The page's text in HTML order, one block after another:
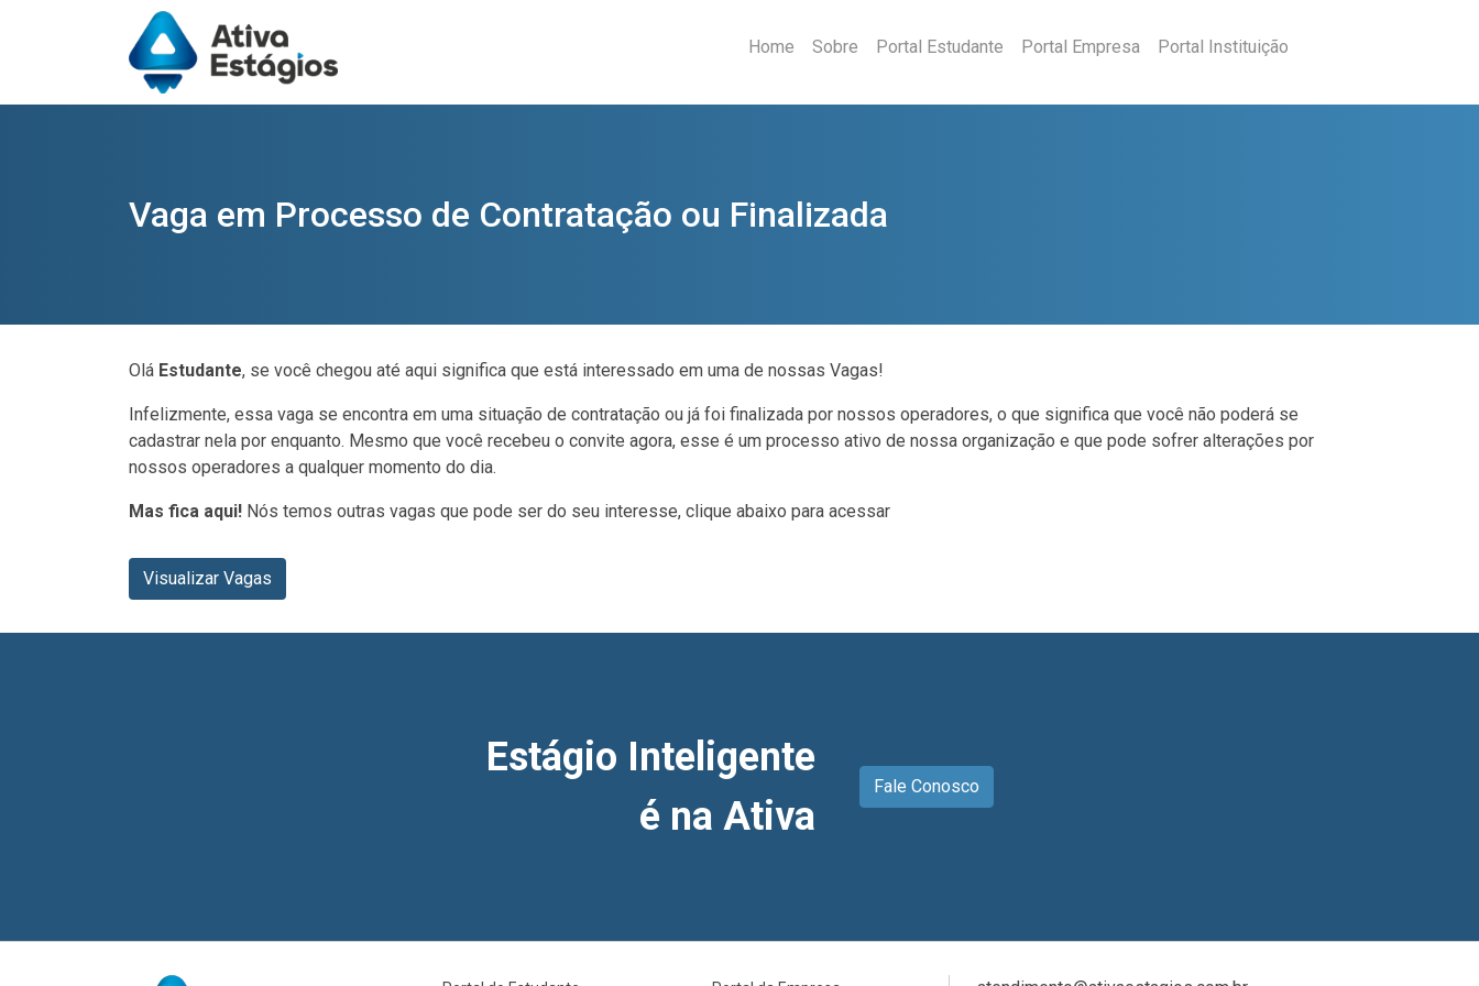
Home Sobre Portal Estudante Portal Empresa Portal Instituição
Vaga em Processo de Contratação ou Finalizada
Olá Estudante, se você chegou até aqui significa que está interessado em uma de nossas Vagas!
Infelizmente, essa vaga se encontra em uma situação de contratação ou já foi finalizada por nossos operadores, o que significa que você não poderá se
cadastrar nela por enquanto. Mesmo que você recebeu o convite agora, esse é um processo ativo de nossa organização e que pode sofrer alterações por
nossos operadores a qualquer momento do dia.
Mas fica aqui! Nós temos outras vagas que pode ser do seu interesse, clique abaixo para acessar
Visualizar Vagas
Estágio Inteligente
é na Ativa
Fale Conosco